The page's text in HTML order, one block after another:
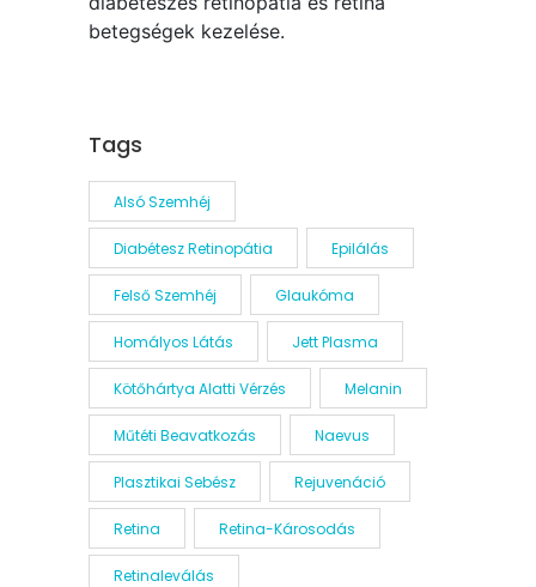
betegségek kezelése.
Tags
Alsó Szemhéj
Diabétesz Retinopátia Epilálás
Felső Szemhéj Glaukóma
Homályos Látás Jett Plasma
Kötőhártya Alatti Vérzés Melanin
Műtéti Beavatkozás Naevus
Plasztikai Sebész Rejuvenáció
Retina Retina-Károsodás
Retinaleválás